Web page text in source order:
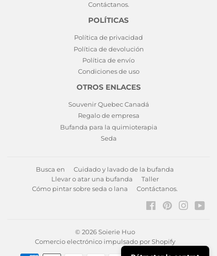
Contáctanos.
POLÍTICAS
Política de privacidad
Política de devolución
Política de envío
Condiciones de uso
OTROS ENLACES
Souvenir Quebec Canadá
Regalo de empresa
Bufanda para la quimioterapia
Seda
Busca en
Cuidado y lavado de la bufanda
Llevar o atar una bufanda
Taller
Cómo pintar sobre seda o lana
Contáctanos.
FacebookPinterest
© 2026Soierie Huo
Comercio electrónico impulsado por Shopify